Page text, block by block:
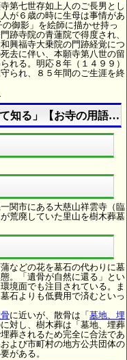
第七世存如上人のご長男とし
が６歳の時に生母は事情があ
御影」を絵師に描かせ持っ
跡寺院の青蓮院で得度され、
興福寺大乗院の門跡経覚につ
去に伴い、本願寺第八世の留
れる。明応８年（１４９９）
られ、８５年間のご生涯を終
知る」【お寺の用語を
関市にある大慈山祥雲寺（臨
荒廃していた里山を樹木葬墓
などの花を墓石の代わりに墓
。「遺骨が自然に還る」とい
境面でも注目されている。ま
石よりも低費用で済むといっ
に近いが、散骨は「 墓地、埋
対し、樹木葬は「墓地、埋葬
葬されるため完全に合法であ
よび市町村の地方公共団体の
がある。